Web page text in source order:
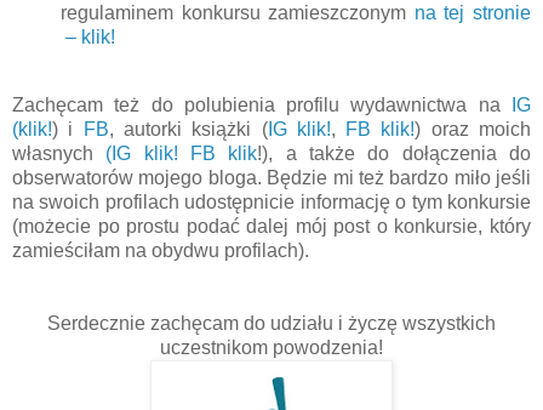
regulaminem konkursu zamieszczonym na tej stronie
– klik!
Zachęcam też do polubienia profilu wydawnictwa na
IG
(klik!) i FB, autorki książki (IG klik!, FB klik!) oraz moich
własnych (IG klik! FB klik!), a także do dołączenia do
obserwatorów mojego bloga. Będzie mi też bardzo miło jeśli
na swoich profilach udostępnicie informację o tym konkursie
(możecie po prostu podać dalej mój post o konkursie, który
zamieściłam na obydwu profilach).
Serdecznie zachęcam do udziału i życzę wszystkich
uczestnikom powodzenia!